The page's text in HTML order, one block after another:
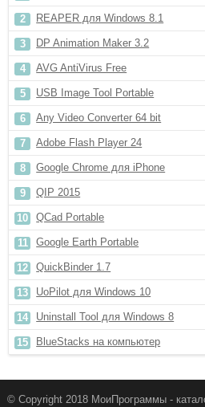
REAPER для Windows 8.1
DP Animation Maker 3.2
AVG AntiVirus Free
USB Image Tool Portable
Any Video Converter 64 bit
Adobe Flash Player 24
Google Chrome для iPhone
QIP 2015
QCad Portable
Google Earth Portable
QuickBinder 1.7
UoPilot для Windows 10
Uninstall Tool для Windows 8
BlueStacks на компьютер
© Copyright 2018 МоиПрограммы -